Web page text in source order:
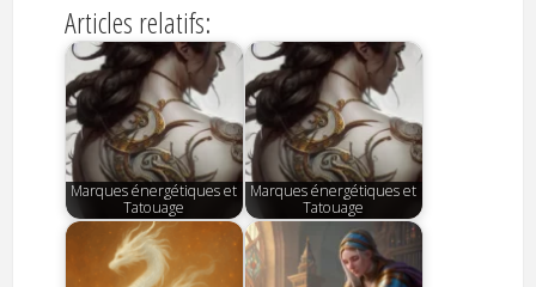
Articles relatifs:
Marques énergétiques et
Tatouage
Marques énergétiques et
Tatouage